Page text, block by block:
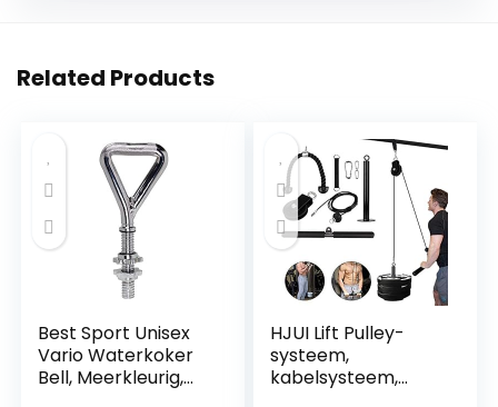
Related Products
Best Sport Unisex
Vario Waterkoker
Bell, Meerkleurig,
HJUI Lift Pulley-
systeem,
kabelsysteem,